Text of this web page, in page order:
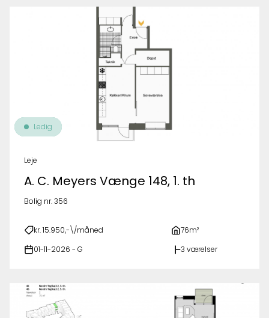
Ledig
Leje
A. C. Meyers Vænge 148, 1. th
Bolig nr. 356
kr. 15.950,-\/måned 76m²
01-11-2026 - G 3 værelser